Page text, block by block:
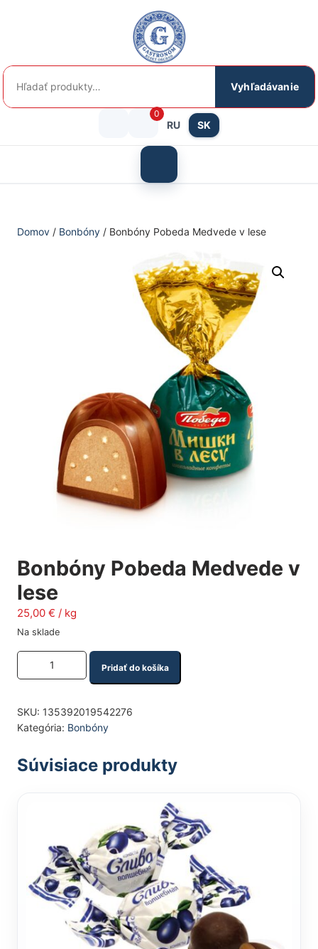
Hľadať:
Vyhľadávanie
Prihlásenie
košík
0
RU SK
menu
Domov / Bonbóny / Bonbóny Pobeda Medvede v lese
Bonbóny Pobeda Medvede v
lese
25,00 € / kg
Na sklade
Množstvo produktu
Pridať do košíka
SKU: 135392019542276
Kategória: Bonbóny
Súvisiace produkty